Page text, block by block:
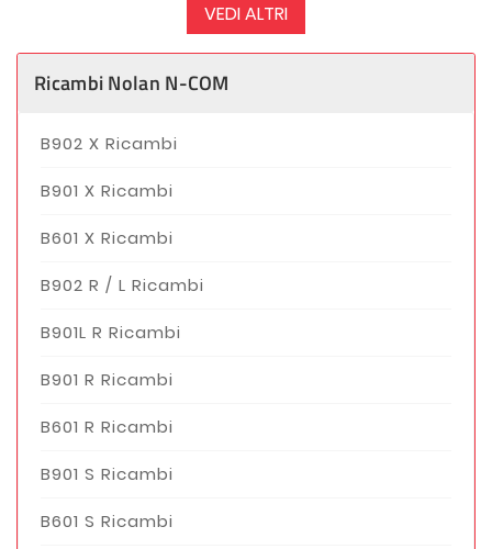
VEDI ALTRI
Ricambi Nolan N-COM
B902 X Ricambi
B901 X Ricambi
B601 X Ricambi
B902 R / L Ricambi
B901L R Ricambi
B901 R Ricambi
B601 R Ricambi
B901 S Ricambi
B601 S Ricambi